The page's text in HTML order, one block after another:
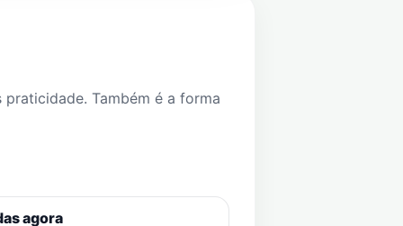
Também é a forma
agora